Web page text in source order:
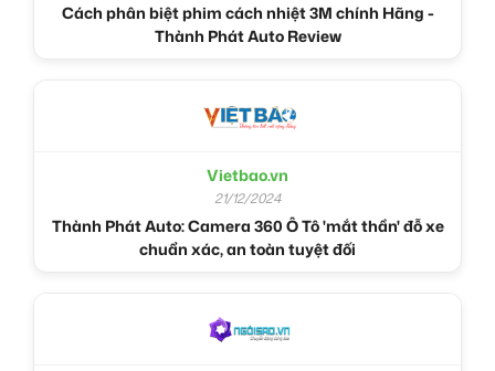
Cách phân biệt phim cách nhiệt 3M chính Hãng -
Thành Phát Auto Review
Vietbao.vn
21/12/2024
Thành Phát Auto: Camera 360 Ô Tô 'mắt thần' đỗ xe
chuẩn xác, an toàn tuyệt đối